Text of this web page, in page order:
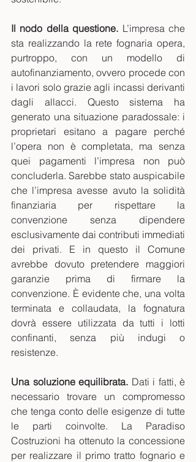
Il nodo della questione. L’impresa che
sta realizzando la rete fognaria opera,
purtroppo, con un modello di
autofinanziamento, ovvero procede con
i lavori solo grazie agli incassi derivanti
dagli allacci. Questo sistema ha
generato una situazione paradossale: i
proprietari esitano a pagare perché
l’opera non è completata, ma senza
quei pagamenti l’impresa non può
concluderla. Sarebbe stato auspicabile
che l’impresa avesse avuto la solidità
finanziaria per rispettare la
convenzione senza dipendere
esclusivamente dai contributi immediati
dei privati. E in questo il Comune
avrebbe dovuto pretendere maggiori
garanzie prima di firmare la
convenzione. È evidente che, una volta
terminata e collaudata, la fognatura
dovrà essere utilizzata da tutti i lotti
confinanti, senza più indugi o
resistenze.
Una soluzione equilibrata. Dati i fatti, è
necessario trovare un compromesso
che tenga conto delle esigenze di tutte
le parti coinvolte. La Paradiso
Costruzioni ha ottenuto la concessione
per realizzare il primo tratto fognario e